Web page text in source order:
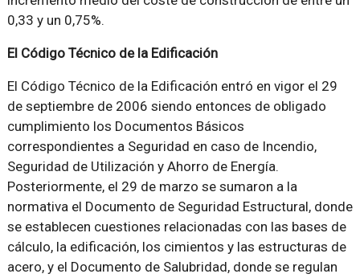
0,33 y un 0,75%.
El Código Técnico de la Edificación
El Código Técnico de la Edificación entró en vigor el 29
de septiembre de 2006 siendo entonces de obligado
cumplimiento los Documentos Básicos
correspondientes a Seguridad en caso de Incendio,
Seguridad de Utilización y Ahorro de Energía.
Posteriormente, el 29 de marzo se sumaron a la
normativa el Documento de Seguridad Estructural, donde
se establecen cuestiones relacionadas con las bases de
cálculo, la edificación, los cimientos y las estructuras de
acero, y el Documento de Salubridad, donde se regulan